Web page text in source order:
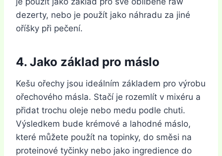
dezerty, nebo je použít jako náhradu za jiné
oříšky při pečení.
4. Jako základ pro máslo
Kešu ořechy jsou ideálním základem pro výrobu
ořechového másla. Stačí je rozemlít v mixéru a
přidat trochu oleje nebo medu podle chuti.
Výsledkem bude krémové a lahodné máslo,
které můžete použít na topinky, do směsi na
proteinové tyčinky nebo jako ingredience do